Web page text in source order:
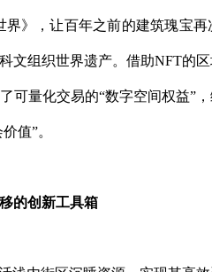
界》，让百年之前的建筑瑰宝
文组织世界遗产。借助NFT的
可量化交易的“数字空间权益”
值”。
的创新工具箱